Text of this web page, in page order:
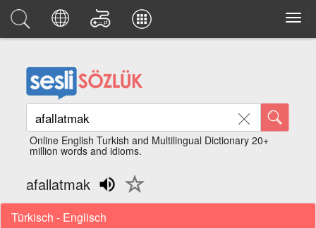
Online English Turkish and Multilingual Dictionary 20+
million words and idioms.
afallatmak
Türkisch - Englisch